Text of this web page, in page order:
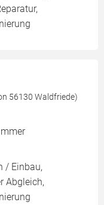
56130 Waldfriede)
/ Einbau,
Abgleich,